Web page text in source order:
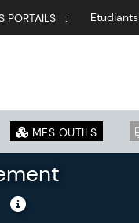
PORTAILS : Etudiants
MES OUTILS